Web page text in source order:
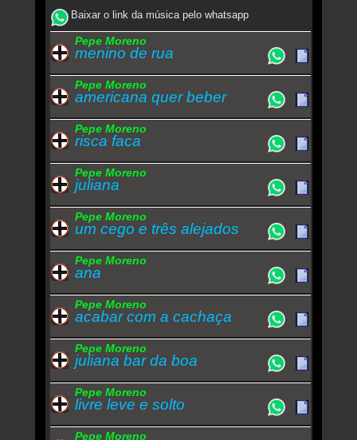
Baixar o link da música pelo whatsapp
Pepe Moreno
menino de rua
Pepe Moreno
americana quer beber
Pepe Moreno
risca faca
Pepe Moreno
juliana
Pepe Moreno
um cego e três alejados
Pepe Moreno
ana
Pepe Moreno
acabar com a cachaça
Pepe Moreno
juliana bar da boa
Pepe Moreno
livre leve e solto
Pepe Moreno